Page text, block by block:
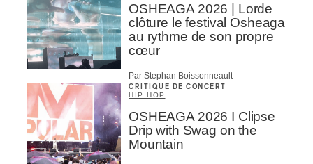
OSHEAGA 2026 | Lorde
clôture le festival Osheaga
au rythme de son propre
cœur
Par Stephan Boissonneault
CRITIQUE DE CONCERT
HIP HOP
OSHEAGA 2026 I Clipse
Drip with Swag on the
Mountain